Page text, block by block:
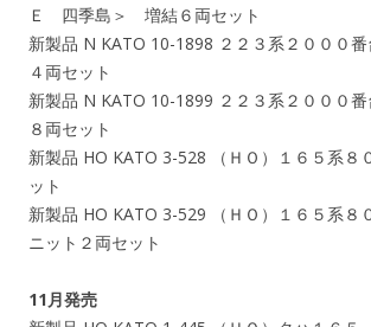
Ｅ 四季島＞ 増結６両セット
新製品 N KATO 10-1898 ２２３系２０００
４両セット
新製品 N KATO 10-1899 ２２３系２０００
８両セット
新製品 HO KATO 3-528 （ＨＯ）１６５系
ット
新製品 HO KATO 3-529 （ＨＯ）１６５系
ニット２両セット
11月発売